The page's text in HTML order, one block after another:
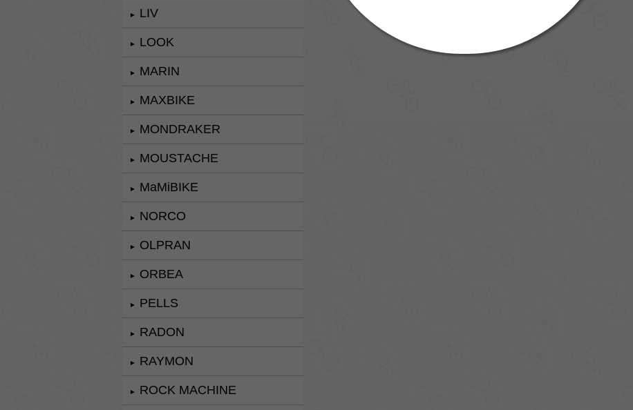
► LIV
► LOOK
► MARIN
► MAXBIKE
► MONDRAKER
► MOUSTACHE
► MaMiBIKE
► NORCO
► OLPRAN
► ORBEA
► PELLS
► RADON
► RAYMON
► ROCK MACHINE